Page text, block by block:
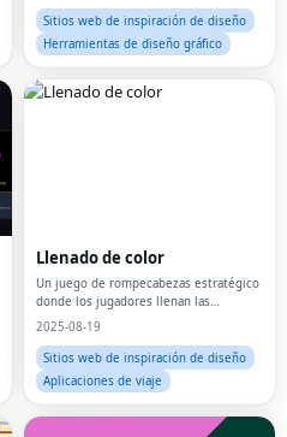
Sitios web de inspiración de diseño
Herramientas de diseño gráfico
Llenado de color
Un juego de rompecabezas estratégico
donde los jugadores llenan las
cuadrículas con colores.
2025-08-19
Sitios web de inspiración de diseño
Aplicaciones de viaje